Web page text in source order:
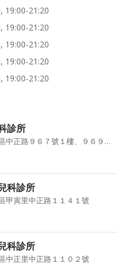
19:00-21:20
19:00-21:20
19:00-21:20
19:00-21:20
19:00-21:20
診所
臺中市霧峰區中正路９６７號１樓、９６９號１樓
科診所
甲寅里中正路１１４１號
科診所
中正里中正路１１０２號